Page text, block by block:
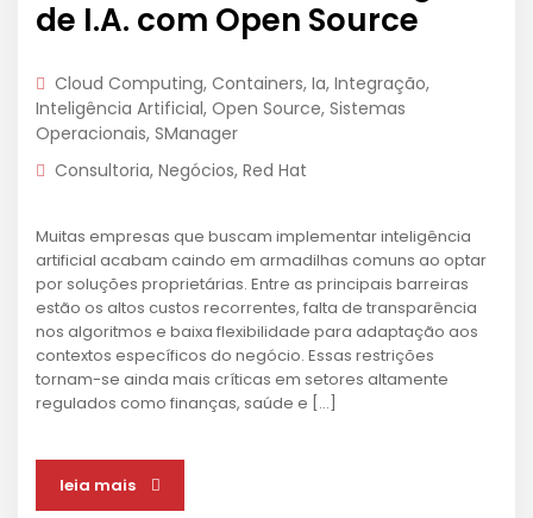
de I.A. com Open Source
Cloud Computing, Containers, Ia, Integração,
Inteligência Artificial, Open Source, Sistemas
Operacionais, SManager
Consultoria, Negócios, Red Hat
Muitas empresas que buscam implementar inteligência
artificial acabam caindo em armadilhas comuns ao optar
por soluções proprietárias. Entre as principais barreiras
estão os altos custos recorrentes, falta de transparência
nos algoritmos e baixa flexibilidade para adaptação aos
contextos específicos do negócio. Essas restrições
tornam-se ainda mais críticas em setores altamente
regulados como finanças, saúde e […]
leia mais